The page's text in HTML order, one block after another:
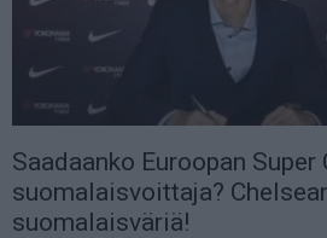
Saadaanko Euroopan Super
suomalaisvoittaja?
suomalaisväriä!